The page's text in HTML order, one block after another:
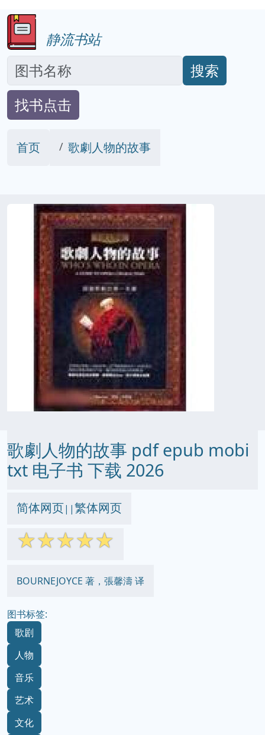
静流书站
搜索
找书点击
首页 歌劇人物的故事
歌劇人物的故事 pdf epub mobi
txt 电子书 下载 2026
简体网页||繁体网页
☆☆☆☆☆
BOURNEJOYCE 著，張馨濤 译
图书标签:
歌剧
人物
音乐
艺术
文化